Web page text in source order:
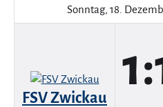
Sonntag, 18.
FSV Zwickau